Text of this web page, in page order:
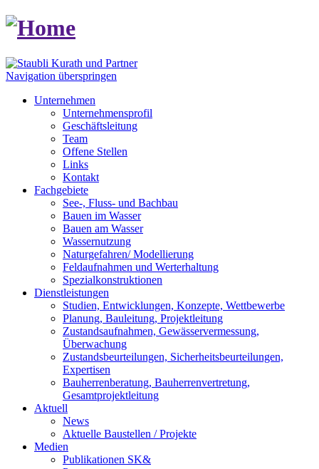
Navigation überspringen
Unternehmen
Unternehmensprofil
Geschäftsleitung
Team
Offene Stellen
Links
Kontakt
Fachgebiete
See-, Fluss- und Bachbau
Bauen im Wasser
Bauen am Wasser
Wassernutzung
Naturgefahren/ Modellierung
Feldaufnahmen und Werterhaltung
Spezialkonstruktionen
Dienstleistungen
Studien, Entwicklungen, Konzepte, Wettbewerbe
Planung, Bauleitung, Projektleitung
Zustandsaufnahmen, Gewässervermessung,
Überwachung
Zustandsbeurteilungen, Sicherheitsbeurteilungen,
Expertisen
Bauherrenberatung, Bauherrenvertretung,
Gesamtprojektleitung
Aktuell
News
Aktuelle Baustellen / Projekte
Medien
Publikationen SK&